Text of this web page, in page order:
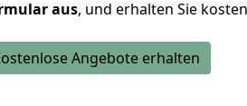
aus, und erhalten Sie
Angebote erhalten